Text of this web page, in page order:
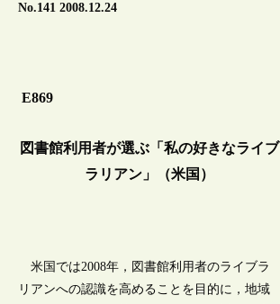
No.141 2008.12.24
E869
図書館利用者が選ぶ「私の好きなライブ
ラリアン」（米国）
米国では2008年，図書館利用者のライブラ
リアンへの認識を高めることを目的に，地域